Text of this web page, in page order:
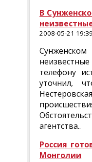
В
2008-05-21
телефону
уточнил,
агентства..
Россия
Монголии